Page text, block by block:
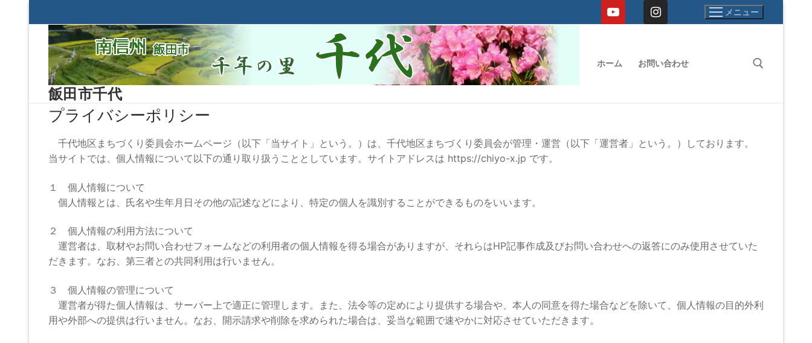
ン
メニュー
飯田市千代
ホーム お問い合わせ
プライバシーポリシー
千代地区まちづくり委員会ホームページ（以下「当サイト」という。）は、千代地区まちづくり委員会が管理・運営（以下「運営者」という。）しております。
当サイトでは、個人情報について以下の通り取り扱うこととしています。サイトアドレスは https://chiyo-x.jp です。
１ 個人情報について
個人情報とは、氏名や生年月日その他の記述などにより、特定の個人を識別することができるものをいいます。
２ 個人情報の利用方法について
運営者は、取材やお問い合わせフォームなどの利用者の個人情報を得る場合がありますが、それらはHP記事作成及びお問い合わせへの返答にのみ使用させていた
だきます。なお、第三者との共同利用は行いません。
３ 個人情報の管理について
運営者が得た個人情報は、サーバー上で適正に管理します。また、法令等の定めにより提供する場合や、本人の同意を得た場合などを除いて、個人情報の目的外利
用や外部への提供は行いません。なお、開示請求や削除を求められた場合は、妥当な範囲で速やかに対応させていただきます。